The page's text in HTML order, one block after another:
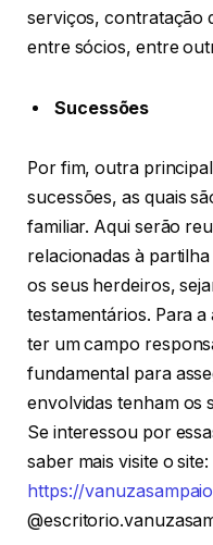
serviços, contratação
entre sócios, entre
Sucessões
Por fim, outra
sucessões, as quais
familiar. Aqui serão
relacionadas à
os seus herdeiros,
testamentários. Para
ter um campo
fundamental para
envolvidas tenham os
Se interessou por
saber mais visite o site:
https://